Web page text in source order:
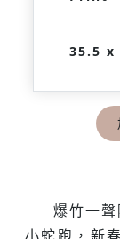
35.5 x
爆竹一